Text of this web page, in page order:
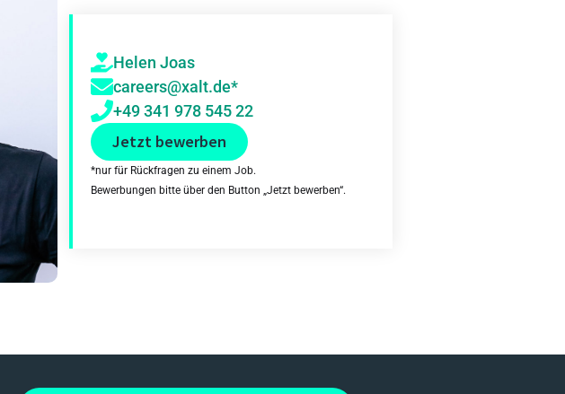
Helen Joas
careers@xalt.de*
+49 341 978 545 22
Jetzt bewerben
*nur für Rückfragen zu einem Job.
Bewerbungen bitte über den Button „Jetzt bewerben“.